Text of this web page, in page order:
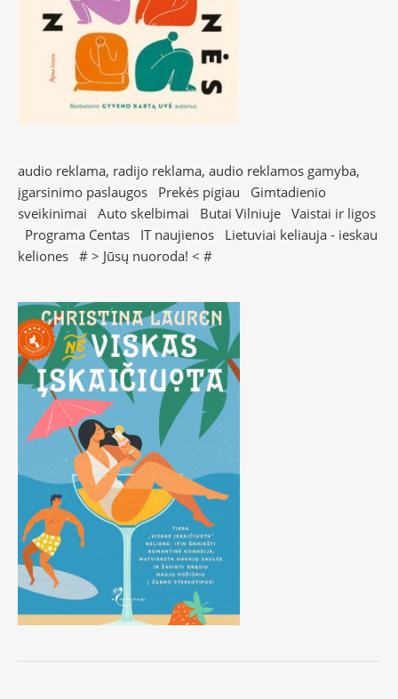
audio reklama, radijo reklama, audio reklamos gamyba,
įgarsinimo paslaugos
Prekės pigiau
Gimtadienio
sveikinimai
Auto skelbimai Butai Vilniuje Vaistai ir ligos
Programa Centas
IT naujienos
Lietuviai keliauja - ieskau
keliones # > Jūsų nuoroda! < #